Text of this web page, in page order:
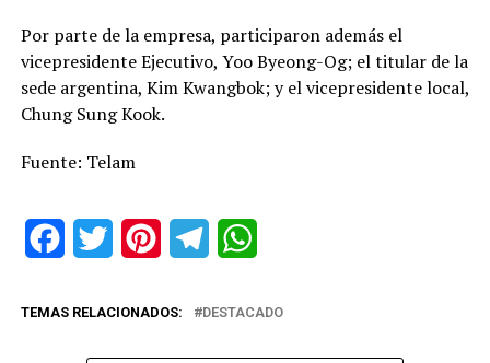
Por parte de la empresa, participaron además el
vicepresidente Ejecutivo, Yoo Byeong-Og; el titular de la
sede argentina, Kim Kwangbok; y el vicepresidente local,
Chung Sung Kook.
Fuente: Telam
FacebookTwitter PinterestTelegram
TEMAS RELACIONADOS: DESTACADO